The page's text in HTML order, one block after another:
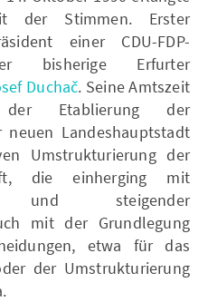
der Stimmen. Erster
einer CDU-FDP-
bisherige Erfurter
Duchač. Seine Amtszeit
Etablierung der
Landeshauptstadt
Umstrukturierung der
die einherging mit
und steigender
mit der Grundlegung
etwa für das
der Umstrukturierung